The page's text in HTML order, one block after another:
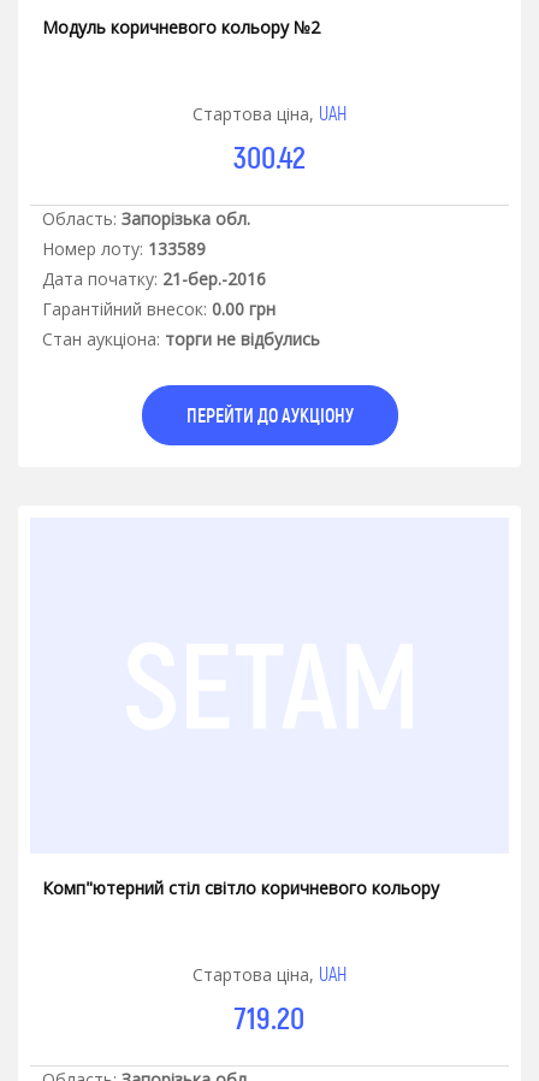
Модуль коричневого кольору №2
Стартова ціна, UAH
300.42
Область: Запорізька обл.
Номер лоту: 133589
Дата початку: 21-бер.-2016
Гарантiйний внесок: 0.00 грн
Стан аукцiона: торги не відбулись
ПЕРЕЙТИ ДО АУКЦІОНУ
Комп"ютерний стіл світло коричневого кольору
Стартова ціна, UAH
719.20